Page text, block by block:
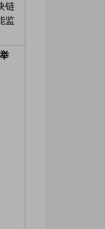
链
监